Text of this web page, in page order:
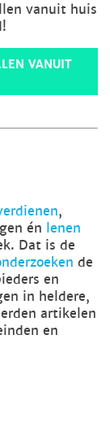
vanuit huis
VANUIT
,
én lenen
Dat is de
de
en
in heldere,
artikelen
en